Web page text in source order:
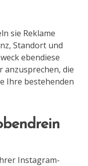
sie Reklame
Standort und
ebendiese
anzusprechen, die
Ihre bestehenden
Instagram-